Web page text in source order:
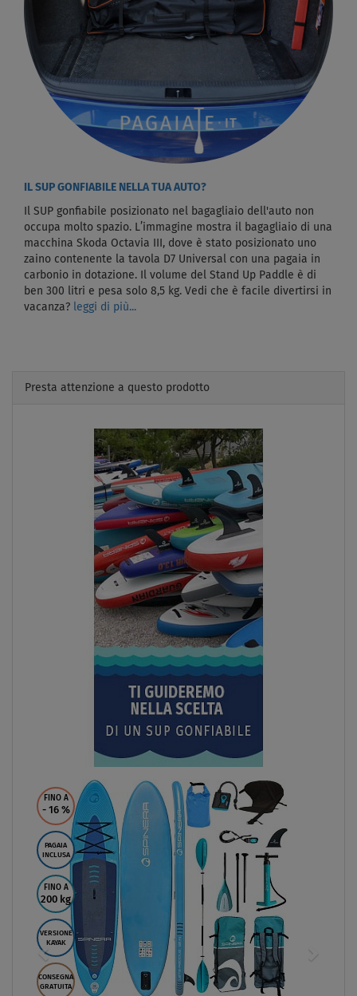
IL SUP GONFIABILE NELLA TUA AUTO?
Il SUP gonfiabile posizionato nel bagagliaio dell'auto non
occupa molto spazio. L’immagine mostra il bagagliaio di una
macchina Skoda Octavia III, dove è stato posizionato uno
zaino contenente la tavola D7 Universal con una pagaia in
carbonio in dotazione. Il volume del Stand Up Paddle è di
ben 300 litri e pesa solo 8,5 kg. Vedi che è facile divertirsi in
vacanza?
leggi di più...
Presta attenzione a questo prodotto
FINO A
- 16 %
PAGAIA
INCLUSA
FINO A
200 kg
VERSIONE
KAYAK
CONSEGNA
GRATUITA
Previous